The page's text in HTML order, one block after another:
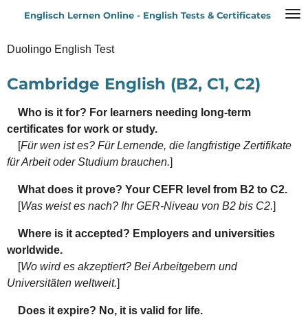
Zum
springen
Englisch Lernen Online - English Tests & Certificates
Duolingo English Test
Cambridge English (B2, C1, C2)
Who is it for? For learners needing long-term
certificates for work or study.
[Für wen ist es? Für Lernende, die langfristige Zertifikate
für Arbeit oder Studium brauchen.]
What does it prove? Your CEFR level from B2 to C2.
[Was weist es nach? Ihr GER-Niveau von B2 bis C2.]
Where is it accepted? Employers and universities
worldwide.
[Wo wird es akzeptiert? Bei Arbeitgebern und
Universitäten weltweit.]
Does it expire? No, it is valid for life.